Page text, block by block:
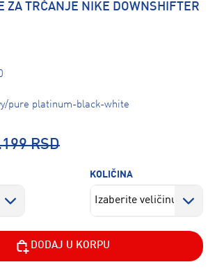
ZA TRČANJE NIKE DOWNSHIFTER
pure platinum-black-white
RSD
KOLIČINA
DODAJ U KORPU